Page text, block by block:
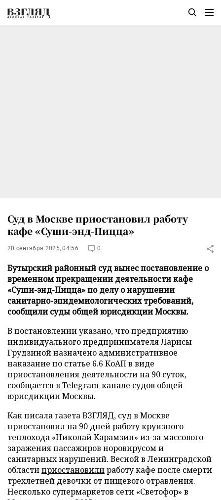
Суд в Москве приостановил работу
кафе «Суши-энд-Пицца»
20 сентября 2025, 04:56 0
Бутырский районный суд вынес постановление о
временном прекращении деятельности кафе
«Суши-энд-Пицца» по делу о нарушении
санитарно-эпидемиологических требований,
сообщили суды общей юрисдикции Москвы.
В постановлении указано, что предприятию
индивидуального предпринимателя Ларисы
Грудзиной назначено административное
наказание по статье 6.6 КоАП в виде
приостановления деятельности на 90 суток,
сообщается в Telegram-канале судов общей
юрисдикции Москвы.
Как писала газета ВЗГЛЯД, суд в Москве
приостановилна 90 дней работу круизного
теплохода «Николай Карамзин» из-за массового
заражения пассажиров норовирусом и
санитарных нарушений. Весной в Ленинградской
областиприостановилиработу кафе после смерти
трехлетней девочки от пищевого отравления.
Несколько супермаркетов сети «Светофор» в